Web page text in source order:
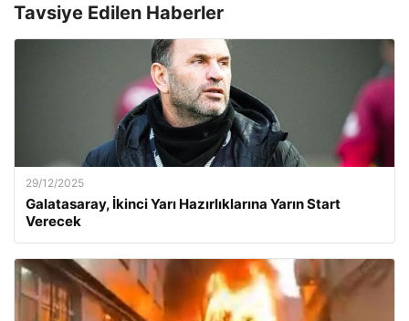
Tavsiye Edilen Haberler
29/12/2025
Galatasaray, İkinci Yarı Hazırlıklarına Yarın Start
Verecek